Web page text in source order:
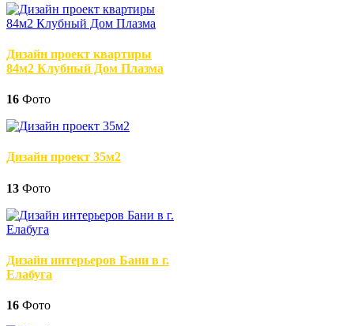
Дизайн проект квартиры
84м2 Клубный Дом Плазма
16 Фото
Дизайн проект 35м2
13 Фото
Дизайн интерьеров Бани в г.
Елабуга
16 Фото